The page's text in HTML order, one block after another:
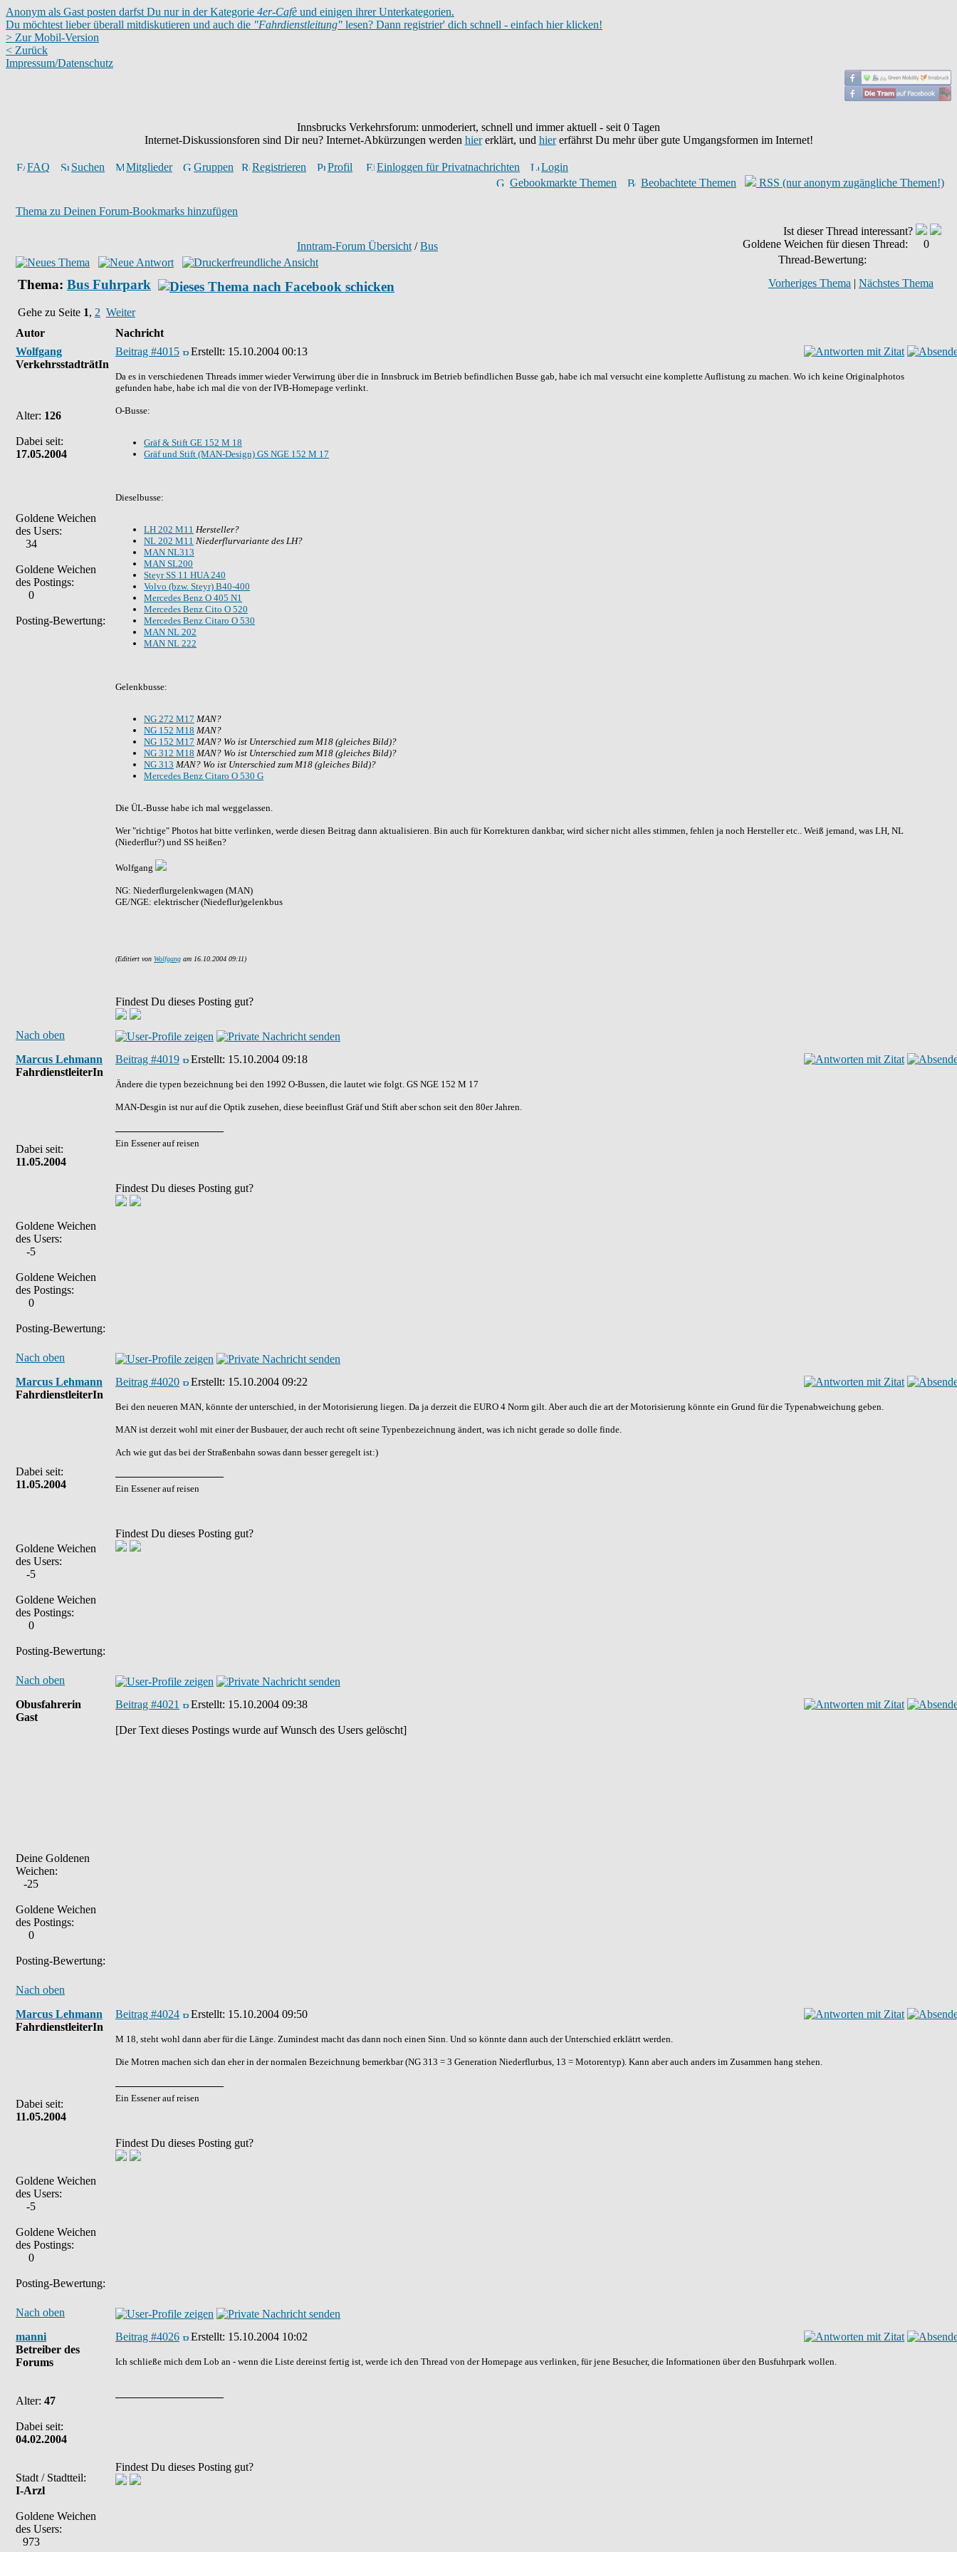
Anonym als Gast posten darfst Du nur in der Kategorie 4er-Cafè und einigen ihrer Unterkategorien.
Du möchtest lieber überall mitdiskutieren und auch die "Fahrdienstleitung" lesen? Dann registrier' dich schnell - einfach hier klicken!
> Zur Mobil-Version
< Zurück
Impressum/Datenschutz
Innsbrucks Verkehrsforum: unmoderiert, schnell und immer aktuell - seit 0 Tagen
Internet-Diskussionsforen sind Dir neu? Internet-Abkürzungen werden hiererklärt, und hiererfährst Du mehr über gute Umgangsformen im Internet!
FAQ Suchen Mitglieder Gruppen Registrieren Profil Einloggen für Privatnachrichten
Login
Gebookmarkte Themen
Beobachtete Themen RSS (nur anonym zugängliche Themen!)
Thema zu Deinen Forum-Bookmarks hinzufügen
Inntram-Forum Übersicht /Bus
Ist dieser Thread interessant?
Goldene Weichen für diesen Thread:
0
Thread-Bewertung:
Thema: Bus Fuhrpark
Gehe zu Seite 1, 2 Weiter
Vorheriges Thema | Nächstes Thema
Autor
Nachricht
Wolfgang
VerkehrsstadträtIn
Alter: 126
Dabei seit:
17.05.2004
Goldene Weichen
des Users:
34
Goldene Weichen
des Postings:
0
Posting-Bewertung:
Beitrag #4015 Erstellt: 15.10.2004 00:13
Da es in verschiedenen Threads immer wieder Verwirrung über die in Innsbruck im Betrieb befindlichen Busse gab, habe ich mal versucht eine komplette Auflistung zu machen. Wo ich keine Originalphotos
gefunden habe, habe ich mal die von der IVB-Homepage verlinkt.
O-Busse:
Gräf & Stift GE 152 M 18
Gräf und Stift (MAN-Design) GS NGE 152 M 17
Dieselbusse:
LH 202 M11 Hersteller?
NL 202 M11 Niederflurvariante des LH?
MAN NL313
MAN SL200
Steyr SS 11 HUA 240
Volvo (bzw. Steyr) B40-400
Mercedes Benz O 405 N1
Mercedes Benz Cito O 520
Mercedes Benz Citaro O 530
MAN NL 202
MAN NL 222
Gelenkbusse:
NG 272 M17 MAN?
NG 152 M18 MAN?
NG 152 M17 MAN? Wo ist Unterschied zum M18 (gleiches Bild)?
NG 312 M18 MAN? Wo ist Unterschied zum M18 (gleiches Bild)?
NG 313 MAN? Wo ist Unterschied zum M18 (gleiches Bild)?
Mercedes Benz Citaro O 530 G
Die ÜL-Busse habe ich mal weggelassen.
Wer "richtige" Photos hat bitte verlinken, werde diesen Beitrag dann aktualisieren. Bin auch für Korrekturen dankbar, wird sicher nicht alles stimmen, fehlen ja noch Hersteller etc.. Weiß jemand, was LH, NL
(Niederflur?) und SS heißen?
Wolfgang
NG: Niederflurgelenkwagen (MAN)
GE/NGE: elektrischer (Niedeflur)gelenkbus
(Editiert von Wolfgang am 16.10.2004 09:11)
Findest Du dieses Posting gut?
Nach oben
Marcus Lehmann
FahrdienstleiterIn
Dabei seit:
11.05.2004
Goldene Weichen
des Users:
-5
Goldene Weichen
des Postings:
0
Posting-Bewertung:
Beitrag #4019 Erstellt: 15.10.2004 09:18
Ändere die typen bezeichnung bei den 1992 O-Bussen, die lautet wie folgt. GS NGE 152 M 17
MAN-Desgin ist nur auf die Optik zusehen, diese beeinflust Gräf und Stift aber schon seit den 80er Jahren.
Ein Essener auf reisen
Findest Du dieses Posting gut?
Nach oben
Marcus Lehmann
FahrdienstleiterIn
Dabei seit:
11.05.2004
Goldene Weichen
des Users:
-5
Goldene Weichen
des Postings:
0
Posting-Bewertung:
Beitrag #4020 Erstellt: 15.10.2004 09:22
Bei den neueren MAN, könnte der unterschied, in der Motorisierung liegen. Da ja derzeit die EURO 4 Norm gilt. Aber auch die art der Motorisierung könnte ein Grund für die Typenabweichung geben.
MAN ist derzeit wohl mit einer der Busbauer, der auch recht oft seine Typenbezeichnung ändert, was ich nicht gerade so dolle finde.
Ach wie gut das bei der Straßenbahn sowas dann besser geregelt ist:)
Ein Essener auf reisen
Findest Du dieses Posting gut?
Nach oben
Obusfahrerin
Gast
Deine Goldenen
Weichen:
-25
Goldene Weichen
des Postings:
0
Posting-Bewertung:
Beitrag #4021 Erstellt: 15.10.2004 09:38
[Der Text dieses Postings wurde auf Wunsch des Users gelöscht]
Nach oben
Marcus Lehmann
FahrdienstleiterIn
Dabei seit:
11.05.2004
Goldene Weichen
des Users:
-5
Goldene Weichen
des Postings:
0
Posting-Bewertung:
Beitrag #4024 Erstellt: 15.10.2004 09:50
M 18, steht wohl dann aber für die Länge. Zumindest macht das dann noch einen Sinn. Und so könnte dann auch der Unterschied erklätrt werden.
Die Motren machen sich dan eher in der normalen Bezeichnung bemerkbar (NG 313 = 3 Generation Niederflurbus, 13 = Motorentyp). Kann aber auch anders im Zusammen hang stehen.
Ein Essener auf reisen
Findest Du dieses Posting gut?
Nach oben
manni
Betreiber des
Forums
Alter: 47
Dabei seit:
04.02.2004
Stadt / Stadtteil:
I-Arzl
Goldene Weichen
des Users:
973
Beitrag #4026 Erstellt: 15.10.2004 10:02
Ich schließe mich dem Lob an - wenn die Liste dereinst fertig ist, werde ich den Thread von der Homepage aus verlinken, für jene Besucher, die Informationen über den Busfuhrpark wollen.
Findest Du dieses Posting gut?